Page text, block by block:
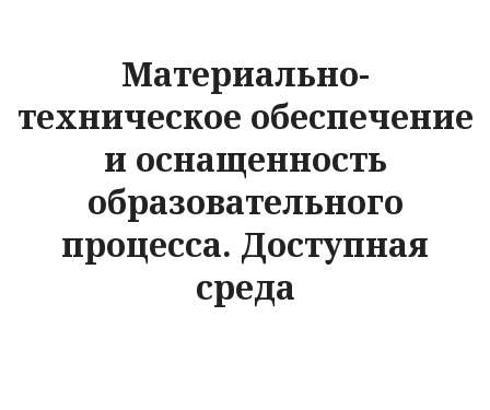
Материально-
техническое обеспечение
и оснащенность
образовательного
процесса. Доступная
среда